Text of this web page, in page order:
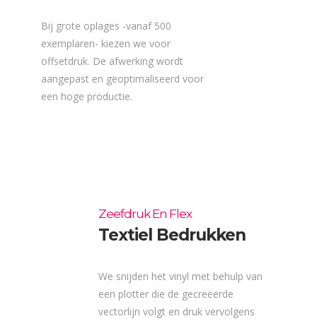
Bij grote oplages -vanaf 500
exemplaren- kiezen we voor
offsetdruk. De afwerking wordt
aangepast en geoptimaliseerd voor
een hoge productie.
Zeefdruk En Flex
Textiel Bedrukken
We snijden het vinyl met behulp van
een plotter die de gecreëerde
vectorlijn volgt en druk vervolgens